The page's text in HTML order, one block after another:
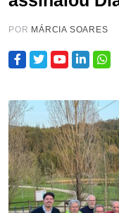
POR MÁRCIA SOARES